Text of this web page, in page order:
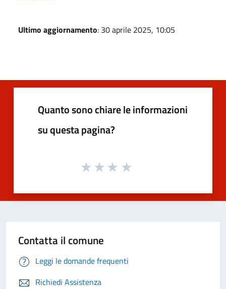
Ultimo aggiornamento: 30 aprile 2025, 10:05
Quanto sono chiare le informazioni
su questa pagina?
Contatta il comune
Leggi le domande frequenti
Richiedi Assistenza